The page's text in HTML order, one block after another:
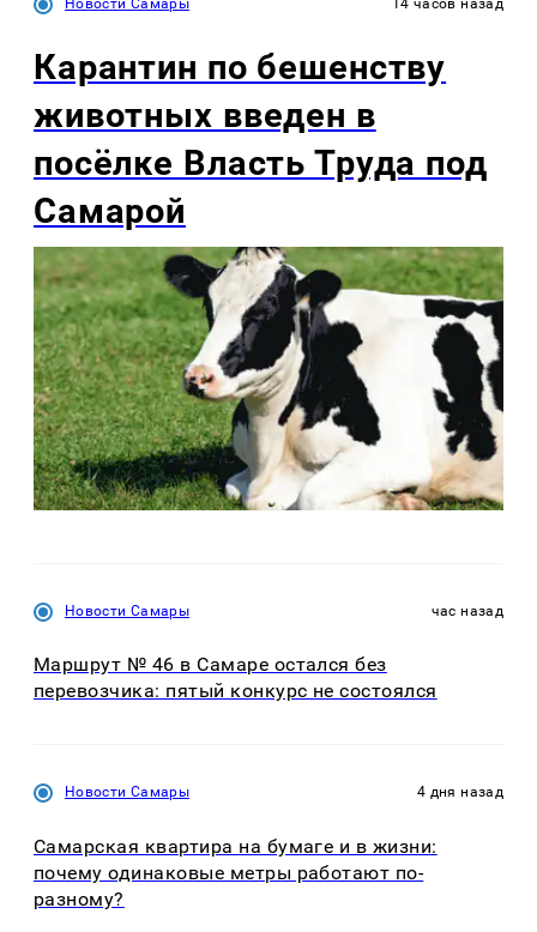
Новости Самары 14 часов назад
Карантин по бешенству
животных введен в
посёлке Власть Труда под
Самарой
Новости Самары час назад
Маршрут № 46 в Самаре остался без
перевозчика: пятый конкурс не состоялся
Новости Самары 4 дня назад
Самарская квартира на бумаге и в жизни:
почему одинаковые метры работают по-
разному?